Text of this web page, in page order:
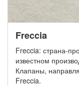
Freccia
Freccia: страна-
известном
Клапаны,
Freccia.